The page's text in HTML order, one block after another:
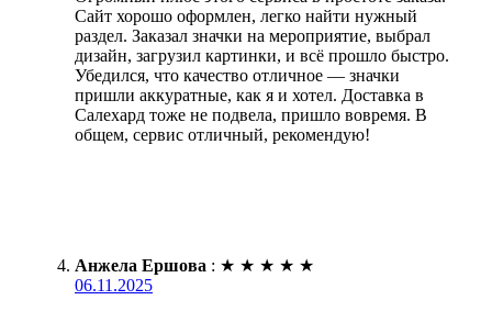
Сайт хорошо оформлен, легко найти нужный
раздел. Заказал значки на мероприятие, выбрал
дизайн, загрузил картинки, и всё прошло быстро.
Убедился, что качество отличное — значки
пришли аккуратные, как я и хотел. Доставка в
Салехард тоже не подвела, пришло вовремя. В
общем, сервис отличный, рекомендую!
Анжела Ершова : ★ ★ ★ ★ ★
06.11.2025